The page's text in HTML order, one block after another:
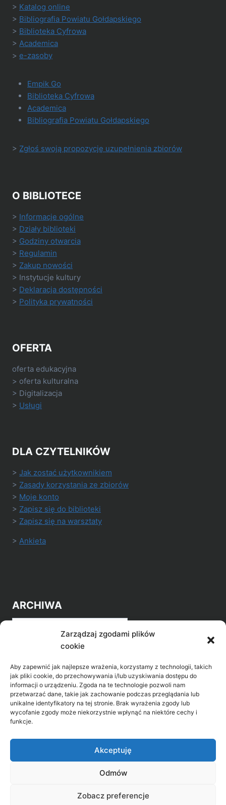
Zarządzaj zgodami plików
cookie
Aby zapewnić jak najlepsze wrażenia, korzystamy z technologii, takich
jak pliki cookie, do przechowywania i/lub uzyskiwania dostępu do
informacji o urządzeniu. Zgoda na te technologie pozwoli nam
przetwarzać dane, takie jak zachowanie podczas przeglądania lub
unikalne identyfikatory na tej stronie. Brak wyrażenia zgody lub
wycofanie zgody może niekorzystnie wpłynąć na niektóre cechy i
funkcje.
Akceptuję
Odmów
Zobacz preferencje
> Katalog online
> Bibliografia Powiatu Gołdapskiego
> Biblioteka Cyfrowa
> Academica
> e-zasoby
Empik Go
Biblioteka Cyfrowa
Academica
Bibliografia Powiatu Gołdapskiego
> Zgłoś swoją propozycję uzupełnienia zbiorów
O BIBLIOTECE
> Informacje ogólne
> Działy biblioteki
> Godziny otwarcia
> Regulamin
> Zakup nowości
> Instytucje kultury
> Deklaracja dostępności
> Polityka prywatności
OFERTA
oferta edukacyjna
> oferta kulturalna
> Digitalizacja
> Usługi
DLA CZYTELNIKÓW
> Jak zostać użytkownikiem
> Zasady korzystania ze zbiorów
> Moje konto
> Zapisz się do biblioteki
> Zapisz się na warsztaty
> Ankieta
ARCHIWA
Archiwa
POZNAJ LEPIEJ NASZ REGION
>Gołdap Mazurski Zdrój
31, 19-500 Gołdap